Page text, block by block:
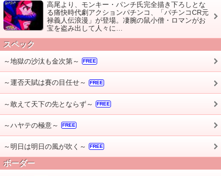
高尾より、モンキー・パンチ氏完全描き下ろしとな
る痛快時代劇アクションパチンコ、「パチンコCR元
禄義人伝浪漫」が登場。凄腕の鼠小僧・ロマンがお
宝を盗み出して人々に…
スペック
～地獄の沙汰も金次第～ FREE
～運否天賦は賽の目任せ～ FREE
～敢えて天下の先とならず～ FREE
～ハヤテの極意～ FREE
～明日は明日の風が吹く～ FREE
ボーダー